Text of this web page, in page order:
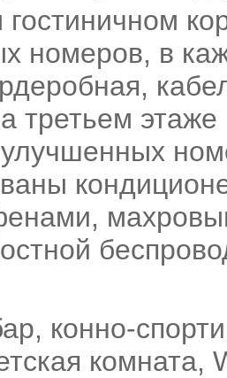
номеров, в
третьем
конно-
комната,